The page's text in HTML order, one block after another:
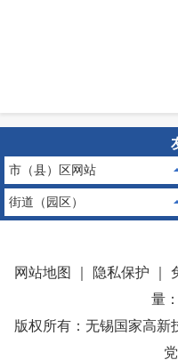
市（县）区网站
街道（园区）
网站地图 隐私保护
量
版权所有：无锡国家高新